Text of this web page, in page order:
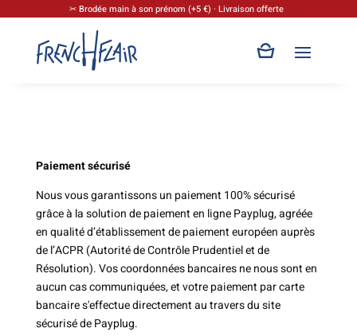
✂ Brodée main à son prénom (+5 €) · Livraison offerte
Paiement sécurisé
Nous vous garantissons un paiement 100% sécurisé
grâce à la solution de paiement en ligne Payplug, agréée
en qualité d’établissement de paiement européen auprès
de l’ACPR (Autorité de Contrôle Prudentiel et de
Résolution). Vos coordonnées bancaires ne nous sont en
aucun cas communiquées, et votre paiement par carte
bancaire s'effectue directement au travers du site
sécurisé de Payplug.